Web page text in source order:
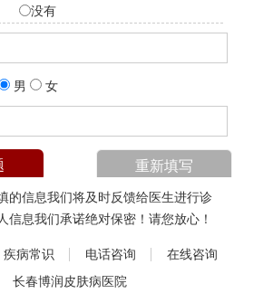
没有
男 女
的信息我们将及时反馈给医生进行诊
信息我们承诺绝对保密！请您放心！
疾病常识 电话咨询
在线咨询
长春博润皮肤病医院